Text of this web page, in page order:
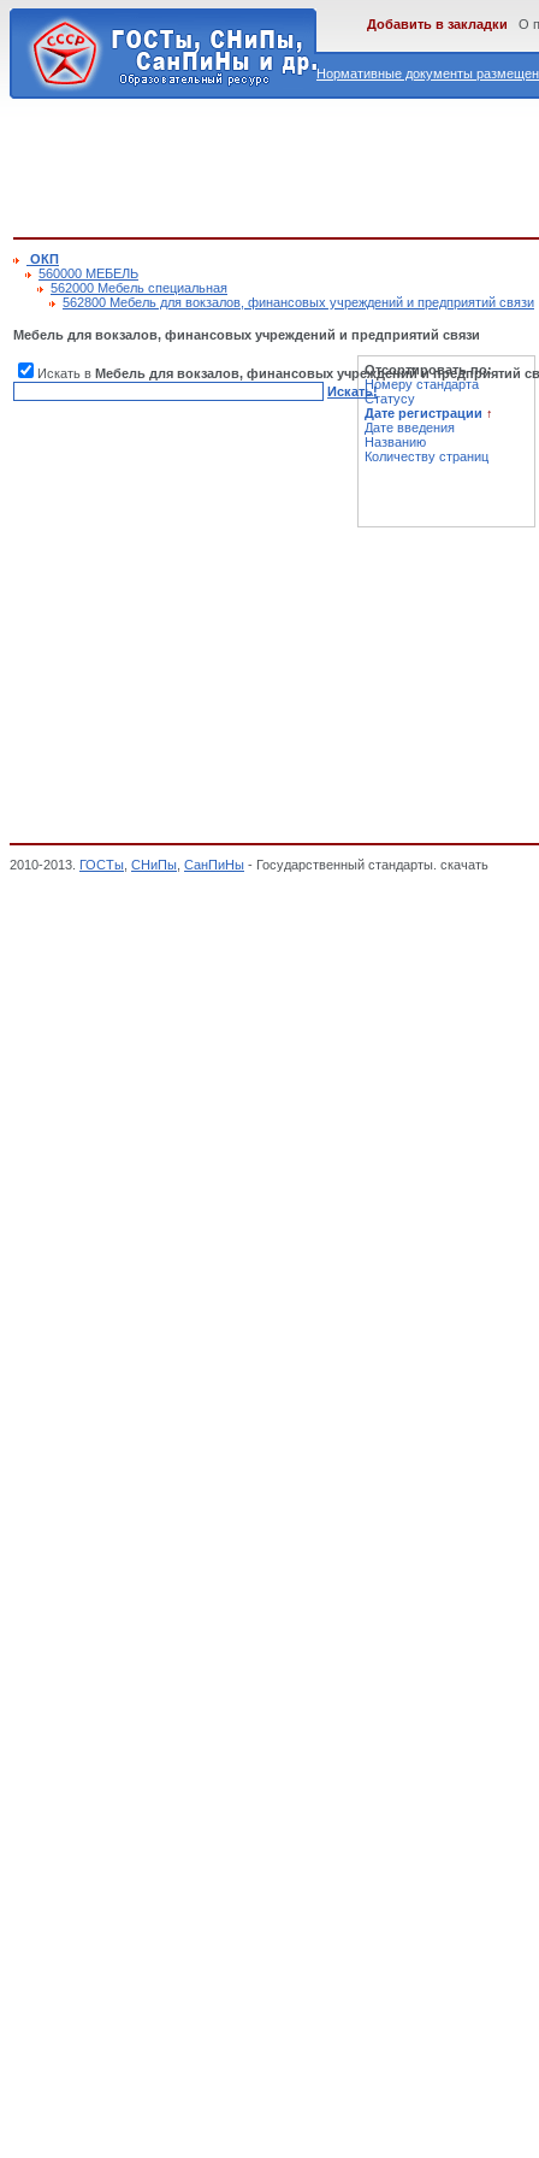
Нормативные документы
Добавить в закладки О
ОКП
560000 МЕБЕЛЬ
562000 Мебель специальная
562800 Мебель для вокзалов, финансовых учреждений и предприятий связи
Мебель для вокзалов, финансовых учреждений и предприятий связи
Искать в Мебель для вокзалов, финансовых учреждений и предприятий
Искать!
Отсортировать по:
Номеру стандарта
Статусу
Дате регистрации ↑
Дате введения
Названию
Количеству страниц
2010-2013. ГОСТы СНиПы СанПиНы - Государственный стандарты. скачать